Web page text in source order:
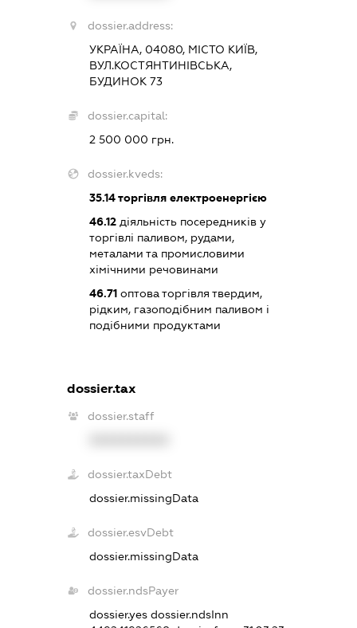
dossier.address:
УКРАЇНА, 04080, МІСТО КИЇВ,
ВУЛ.КОСТЯНТИНІВСЬКА,
БУДИНОК 73
dossier.capital:
2 500 000 грн.
dossier.kveds:
35.14торгівля електроенергією
46.12діяльність посередників у
торгівлі паливом, рудами,
металами та промисловими
хімічними речовинами
46.71оптова торгівля твердим,
рідким, газоподібним паливом і
подібними продуктами
dossier.tax
dossier.staff
dossier.taxDebt
dossier.missingData
dossier.esvDebt
dossier.missingData
dossier.ndsPayer
dossier.yes dossier.ndsInn